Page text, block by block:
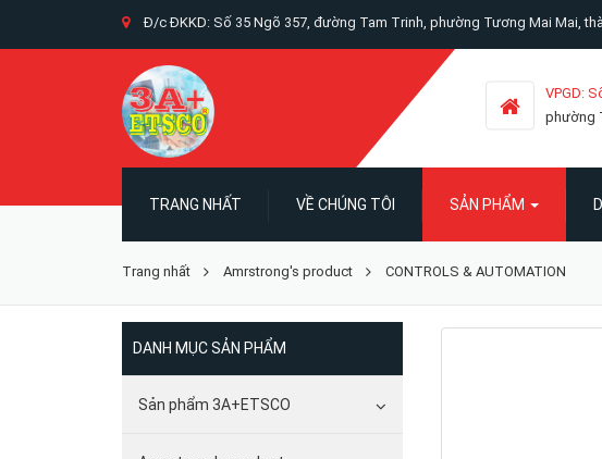
VPGD:
phường
TRANG NHẤT VỀ CHÚNG TÔI SẢN PHẨM
Đ/c ĐKKD: Số 35 Ngõ 357, đường Tam Trinh, phường Tương Mai Mai,
Trang nhất Amrstrong's product CONTROLS & AUTOMATION
DANH MỤC SẢN PHẨM
Sản phẩm 3A+ETSCO